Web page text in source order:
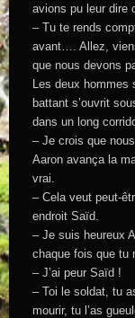
avions pu leur dire
– Tu te rends
avant…. Allez,
que nous devons
Les deux hommes
battant s’ouvrit
dans un long
– Je crois que
Aaron avança la
vrai.
– Cela veut peut-
endroit Saïd.
– Je suis heureux
chaque fois que tu
– J’ai peur Saïd !
– Toi le soldat, tu
mourir, tu l’as